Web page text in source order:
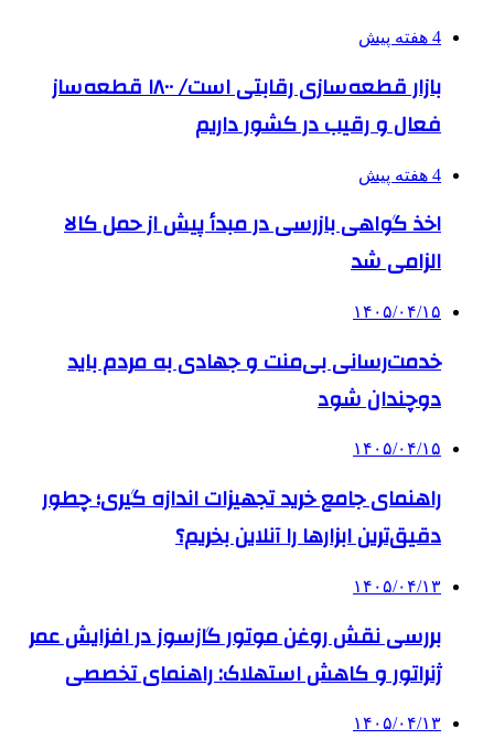
4 هفته پیش
بازار قطعه‌سازی رقابتی است/ ۱۸۰۰ قطعه‌ساز
فعال و رقیب در کشور داریم
4 هفته پیش
اخذ گواهی بازرسی در مبدأ پیش از حمل کالا
الزامی شد
۱۴۰۵/۰۴/۱۵
خدمت‌رسانی بی‌منت و جهادی به مردم باید
دوچندان شود
۱۴۰۵/۰۴/۱۵
راهنمای جامع خرید تجهیزات اندازه گیری؛ چطور
دقیق‌ترین ابزارها را آنلاین بخریم؟
۱۴۰۵/۰۴/۱۳
بررسی نقش روغن موتور گازسوز در افزایش عمر
ژنراتور و کاهش استهلاک: راهنمای تخصصی
۱۴۰۵/۰۴/۱۳